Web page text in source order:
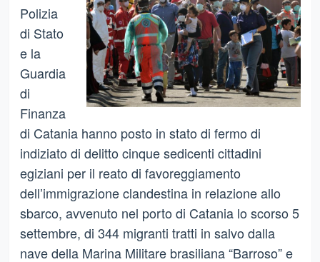
Polizia
di Stato
e la
Guardia
di
Finanza
di Catania hanno posto in stato di fermo di
indiziato di delitto cinque sedicenti cittadini
egiziani per il reato di favoreggiamento
dell’immigrazione clandestina in relazione allo
sbarco, avvenuto nel porto di Catania lo scorso 5
settembre, di 344 migranti tratti in salvo dalla
nave della Marina Militare brasiliana “Barroso” e